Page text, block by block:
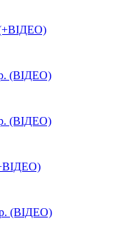
(+ВІДЕО)
(ВІДЕО)
(ВІДЕО)
(ВІДЕО)